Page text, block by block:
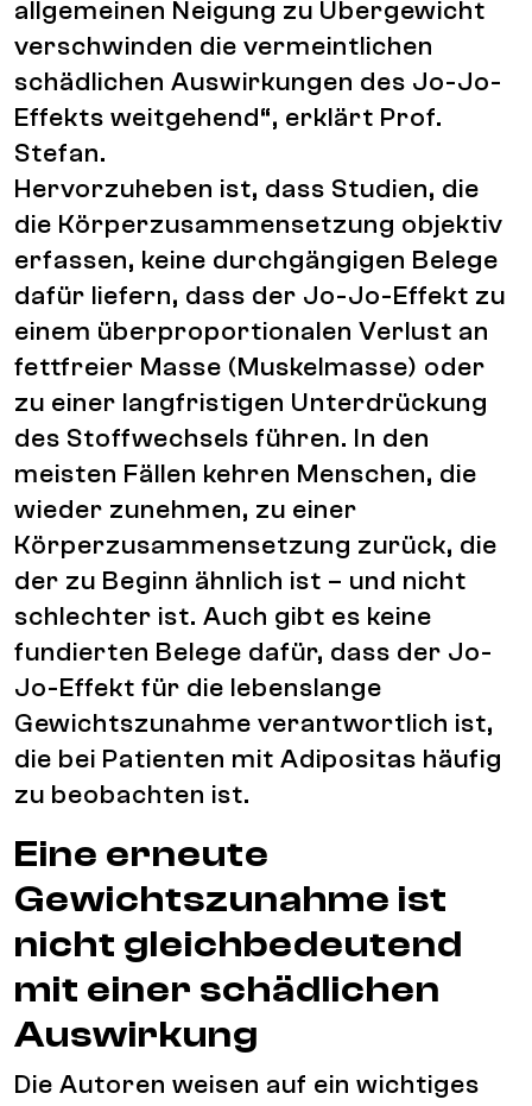
allgemeinen Neigung zu Übergewicht
verschwinden die vermeintlichen
schädlichen Auswirkungen des Jo-Jo-
Effekts weitgehend“, erklärt Prof.
Stefan.
Hervorzuheben ist, dass Studien, die
die Körperzusammensetzung objektiv
erfassen, keine durchgängigen Belege
dafür liefern, dass der Jo-Jo-Effekt zu
einem überproportionalen Verlust an
fettfreier Masse (Muskelmasse) oder
zu einer langfristigen Unterdrückung
des Stoffwechsels führen. In den
meisten Fällen kehren Menschen, die
wieder zunehmen, zu einer
Körperzusammensetzung zurück, die
der zu Beginn ähnlich ist – und nicht
schlechter ist. Auch gibt es keine
fundierten Belege dafür, dass der Jo-
Jo-Effekt für die lebenslange
Gewichtszunahme verantwortlich ist,
die bei Patienten mit Adipositas häufig
zu beobachten ist.
Eine erneute
Gewichtszunahme ist
nicht gleichbedeutend
mit einer schädlichen
Auswirkung
Die Autoren weisen auf ein wichtiges